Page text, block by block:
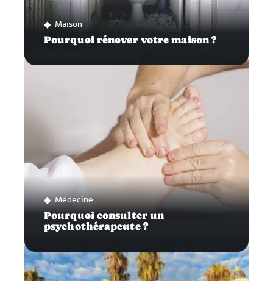
Maison
Pourquoi rénover votre maison ?
Médecine
Pourquoi consulter un
psychothérapeute ?